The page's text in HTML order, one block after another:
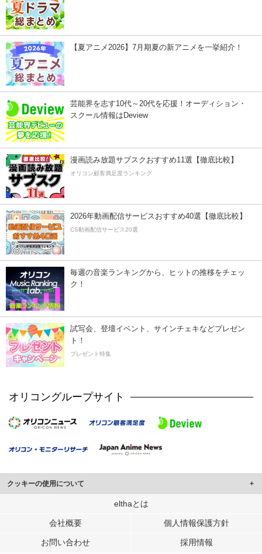
【夏アニメ2026】7月期夏の新アニメを一挙紹介！
芸能界を志す10代～20代を応援！オーディション・
スクール情報はDeview
漫画読み放題サブスクおすすめ11選【徹底比較】
オリコン顧客満足度ランキング
2026年動画配信サービスおすすめ40選【徹底比較】
CS動画配信サービス20選
毎週の音楽ランキングから、ヒットの推移をチェッ
ク！
試写会、登壇イベント、サインチェキなどプレゼン
ト！
プレゼント特集
オリコングループサイト
クッキーの使用について
このサイトでは Cookie を使用して、ユーザーに合わせたコンテンツや広告の
行っています。
メディアや広告配信、データ解析の各パートナーに提供しています。
elthaとは
会社概要 個人情報保護方針
お問い合わせ
採用情報